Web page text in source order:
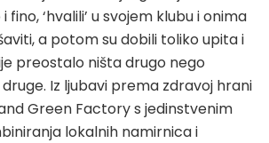
fino, ‘hvalili’ u svojem klubu i onima
a potom su dobili toliko upita i
preostalo ništa drugo nego
Iz ljubavi prema zdravoj hrani
Green Factory s jedinstvenim
lokalnih namirnica i